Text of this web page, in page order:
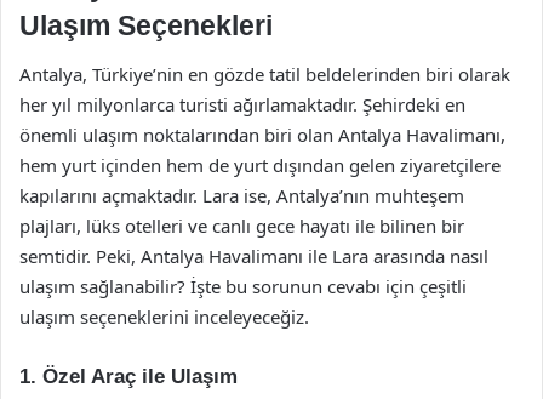
Ulaşım Seçenekleri
Antalya, Türkiye’nin en gözde tatil beldelerinden biri olarak
her yıl milyonlarca turisti ağırlamaktadır. Şehirdeki en
önemli ulaşım noktalarından biri olan Antalya Havalimanı,
hem yurt içinden hem de yurt dışından gelen ziyaretçilere
kapılarını açmaktadır. Lara ise, Antalya’nın muhteşem
plajları, lüks otelleri ve canlı gece hayatı ile bilinen bir
semtidir. Peki, Antalya Havalimanı ile Lara arasında nasıl
ulaşım sağlanabilir? İşte bu sorunun cevabı için çeşitli
ulaşım seçeneklerini inceleyeceğiz.
1. Özel Araç ile Ulaşım